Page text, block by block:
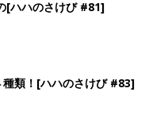
[ハハのさけび #81]
類！[ハハのさけび #83]